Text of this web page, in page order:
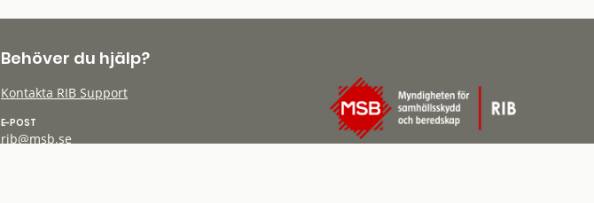
Behöver du hjälp?
Kontakta RIB Support
E-POST
rib@msb.se